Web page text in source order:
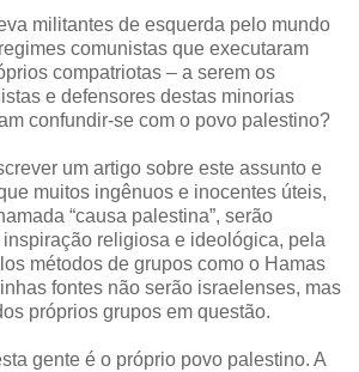
militantes de esquerda pelo mundo
comunistas que executaram
compatriotas – a serem os
e defensores destas minorias
confundir-se com o povo palestino?
um artigo sobre este assunto e
muitos ingênuos e inocentes úteis,
“causa palestina”, serão
religiosa e ideológica, pela
métodos de grupos como o Hamas
fontes não serão israelenses, mas
próprios grupos em questão.
gente é o próprio povo palestino. A